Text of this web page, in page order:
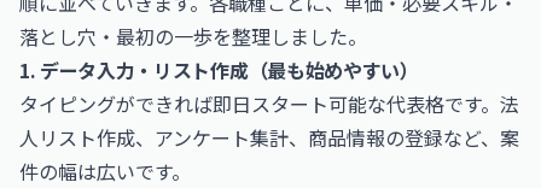
落とし穴・最初の一歩を整理しました。
1. データ入力・リスト作成（最も始めやすい）
タイピングができれば即日スタート可能な代表格です。法
人リスト作成、アンケート集計、商品情報の登録など、案
件の幅は広いです。